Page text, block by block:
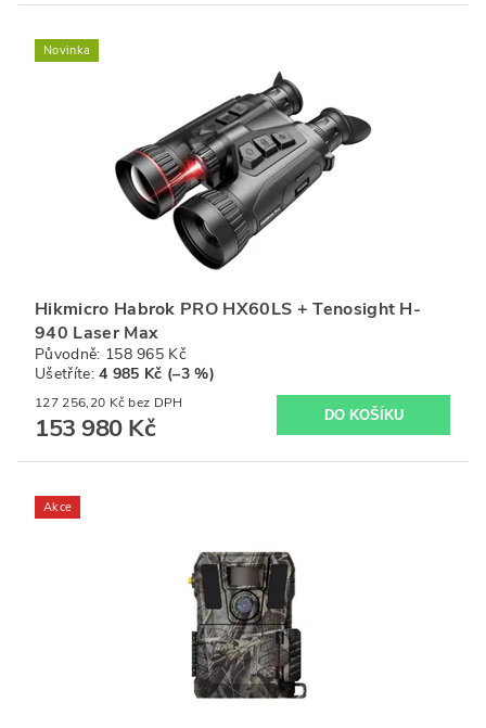
Novinka
Hikmicro Habrok PRO HX60LS + Tenosight H-
940 Laser Max
Původně: 158 965 Kč
Ušetříte:4 985 Kč (–3 %)
127 256,20 Kč bez DPH
153 980 Kč
Akce